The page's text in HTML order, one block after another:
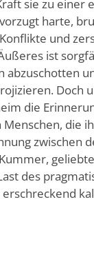
sie zu einer
harte,
und
ist
Doch
die
die
zwischen
des